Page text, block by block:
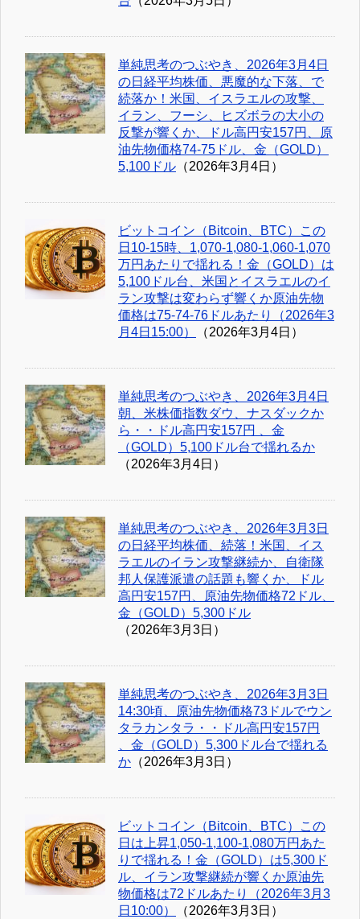
単純思考のつぶやき、2026年3月4日
の日経平均株価、悪魔的な下落、で
続落か！米国、イスラエルの攻撃、
イラン、フーシ、ヒズボラの大小の
反撃が響くか、ドル高円安157円、原
油先物価格74-75ドル、金（GOLD）
5,100ドル （2026年3月4日）
ビットコイン（Bitcoin、BTC）この
日10-15時、1,070-1,080-1,060-1,070
万円あたりで揺れる！金（GOLD）は
5,100ドル台、米国とイスラエルのイ
ラン攻撃は変わらず響くか原油先物
価格は75-74-76ドルあたり（2026年3
月4日15:00）
（2026年3月4日）
単純思考のつぶやき、2026年3月4日
朝、米株価指数ダウ、ナスダックか
ら・・ドル高円安157円 、金
（GOLD）5,100ドル台で揺れるか
（2026年3月4日）
単純思考のつぶやき、2026年3月3日
の日経平均株価、続落！米国、イス
ラエルのイラン攻撃継続か、自衛隊
邦人保護派遣の話題も響くか、ドル
高円安157円、原油先物価格72ドル、
金（GOLD）5,300ドル
（2026年3月3日）
単純思考のつぶやき、2026年3月3日
14:30頃、原油先物価格73ドルでウン
タラカンタラ・・ドル高円安157円
、金（GOLD）5,300ドル台で揺れる
か （2026年3月3日）
ビットコイン（Bitcoin、BTC）この
日は上昇1,050-1,100-1,080万円あた
りで揺れる！金（GOLD）は5,300ド
ル、イラン攻撃継続が響くか原油先
物価格は72ドルあたり（2026年3月3
日10:00）
（2026年3月3日）